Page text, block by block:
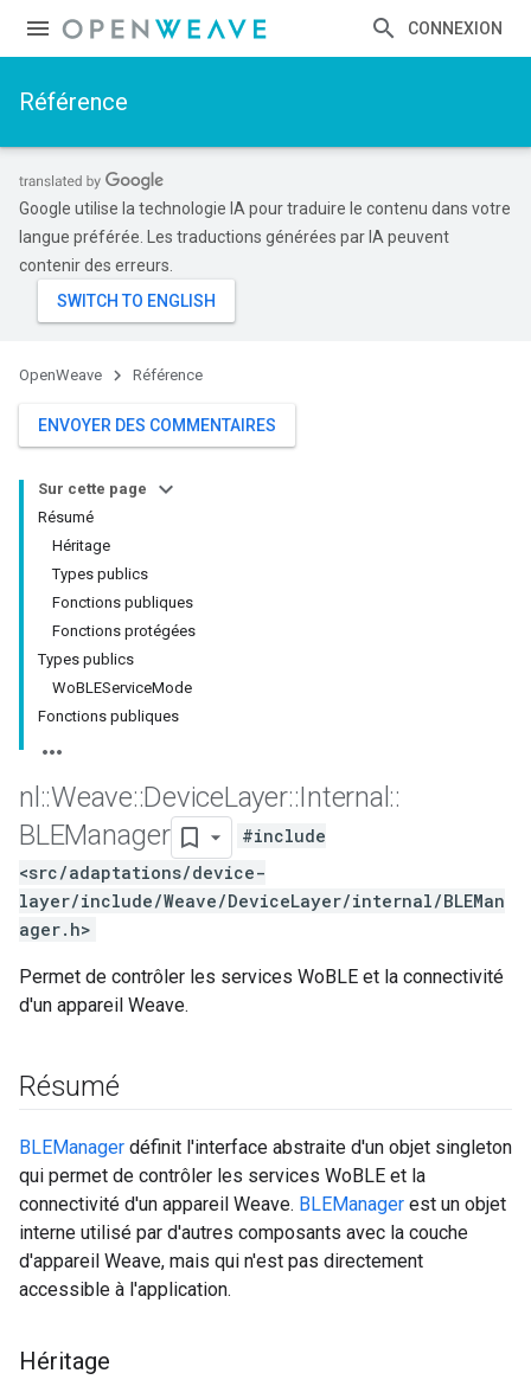
CONNEXION
Référence
Google utilise la technologie IA pour traduire le contenu dans votre
langue préférée. Les traductions générées par IA peuvent
contenir des erreurs.
OpenWeave Référence
ENVOYER DES COMMENTAIRES
Sur cette page
Résumé
Héritage
Types publics
Fonctions publiques
Fonctions protégées
Types publics
WoBLEServiceMode
Fonctions publiques
nl ::Weave::DeviceLayer::Internal ::
BLEManager
#include
<src/adaptations/device-
layer/include/Weave/DeviceLayer/internal/BLEMan
ager.h>
Permet de contrôler les services WoBLE et la connectivité
d'un appareil Weave.
Résumé
BLEManager définit l'interface abstraite d'un objet singleton
qui permet de contrôler les services WoBLE et la
connectivité d'un appareil Weave. BLEManager est un objet
interne utilisé par d'autres composants avec la couche
d'appareil Weave, mais qui n'est pas directement
accessible à l'application.
Héritage